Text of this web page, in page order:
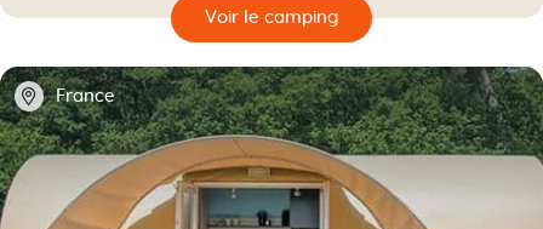
🔍
📍 France